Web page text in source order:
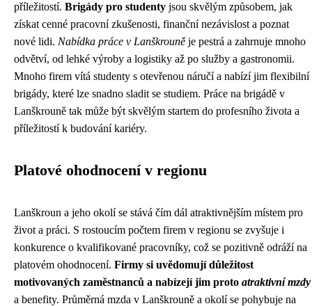
příležitostí. Brigády pro studenty jsou skvělým způsobem, jak
získat cenné pracovní zkušenosti, finanční nezávislost a poznat
nové lidi. Nabídka práce v Lanškrouně je pestrá a zahrnuje mnoho
odvětví, od lehké výroby a logistiky až po služby a gastronomii.
Mnoho firem vítá studenty s otevřenou náručí a nabízí jim flexibilní
brigády, které lze snadno sladit se studiem. Práce na brigádě v
Lanškrouně tak může být skvělým startem do profesního života a
příležitostí k budování kariéry.
Platové ohodnocení v regionu
Lanškroun a jeho okolí se stává čím dál atraktivnějším místem pro
život a práci. S rostoucím počtem firem v regionu se zvyšuje i
konkurence o kvalifikované pracovníky, což se pozitivně odráží na
platovém ohodnocení. Firmy si uvědomují důležitost
motivovaných zaměstnanců a nabízejí jim proto atraktivní mzdy
a benefity. Průměrná mzda v Lanškrouně a okolí se pohybuje na